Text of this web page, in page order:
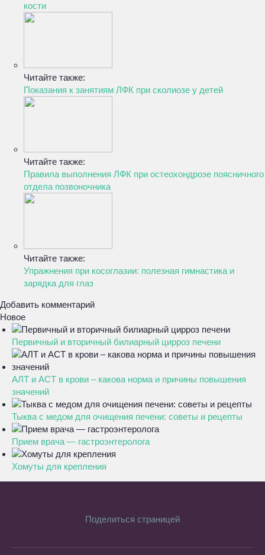
кости
Читайте также:
Показания к занятиям ЛФК при сколиозе у детей
Читайте также:
Правила выполнения ЛФК при остеохондрозе поясничного
отдела позвоночника
Читайте также:
Упражнения при косоглазии: полезная гимнастика и
зарядка для глаз
Добавить комментарий
Новое
Первичный и вторичный билиарный цирроз печени
АЛТ и АСТ в крови – какова норма и причины повышения
значений
Тыква с медом для очищения печени: советы и рецепты
Прием врача — гастроэнтеролога
Хомуты для крепления
Поделиться страницей